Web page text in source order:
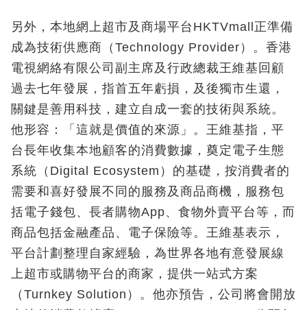
另外，本地網上超市及商場平台HKTVmall正準備
成為技術供應商（Technology Provider）。香港
電視網絡有限公司副主席及行政總裁王維基回顧
過去七年發展，指首五年虧損，及後獨市生還，
關鍵是善用科技，建立自成一套的技術與系統。
他形容：「這就是價值的來源」。王維基指，平
台長年收集本地顧客的消費數據，奠定電子生態
系統（Digital Ecosystem）的基礎，按消費者的
需要和喜好發展不同的服務及商品商機，服務包
括電子錢包、長者購物App、食物外賣平台等，而
商品包括金融產品、電子保險等。王維基表示，
平台計劃整理自家經驗，為世界各地有意發展線
上超市或購物平台的商家，提供一站式方案
（Turnkey Solution）。他亦預告，公司將會開放